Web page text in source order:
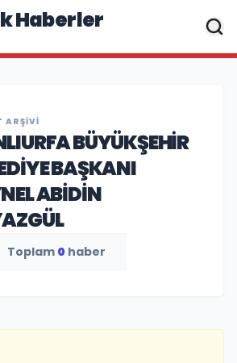
Haberler
ARŞIVI
BÜYÜKŞEHIR
BAŞKANI
ABIDIN
Toplam 0 haber